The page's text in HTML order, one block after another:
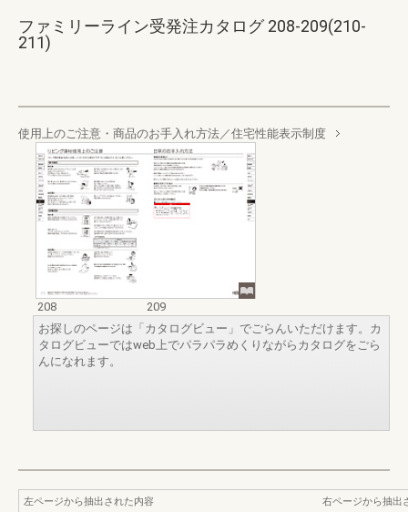
ファミリーライン受発注カタログ 208-209(210-
211)
使用上のご注意・商品のお手入れ方法／住宅性能表示制度
208
209
お探しのページは「カタログビュー」でごらんいただけます。カ
タログビューではweb上でパラパラめくりながらカタログをごら
んになれます。
左ページから抽出された内容
右ページから抽出